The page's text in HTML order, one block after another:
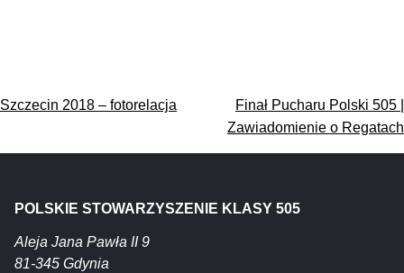
Nawigacja
Szczecin 2018 – fotorelacja
Finał Pucharu Polski 505 |
Zawiadomienie o Regatach
POLSKIE STOWARZYSZENIE KLASY 505
Aleja Jana Pawła II 9
81-345 Gdynia